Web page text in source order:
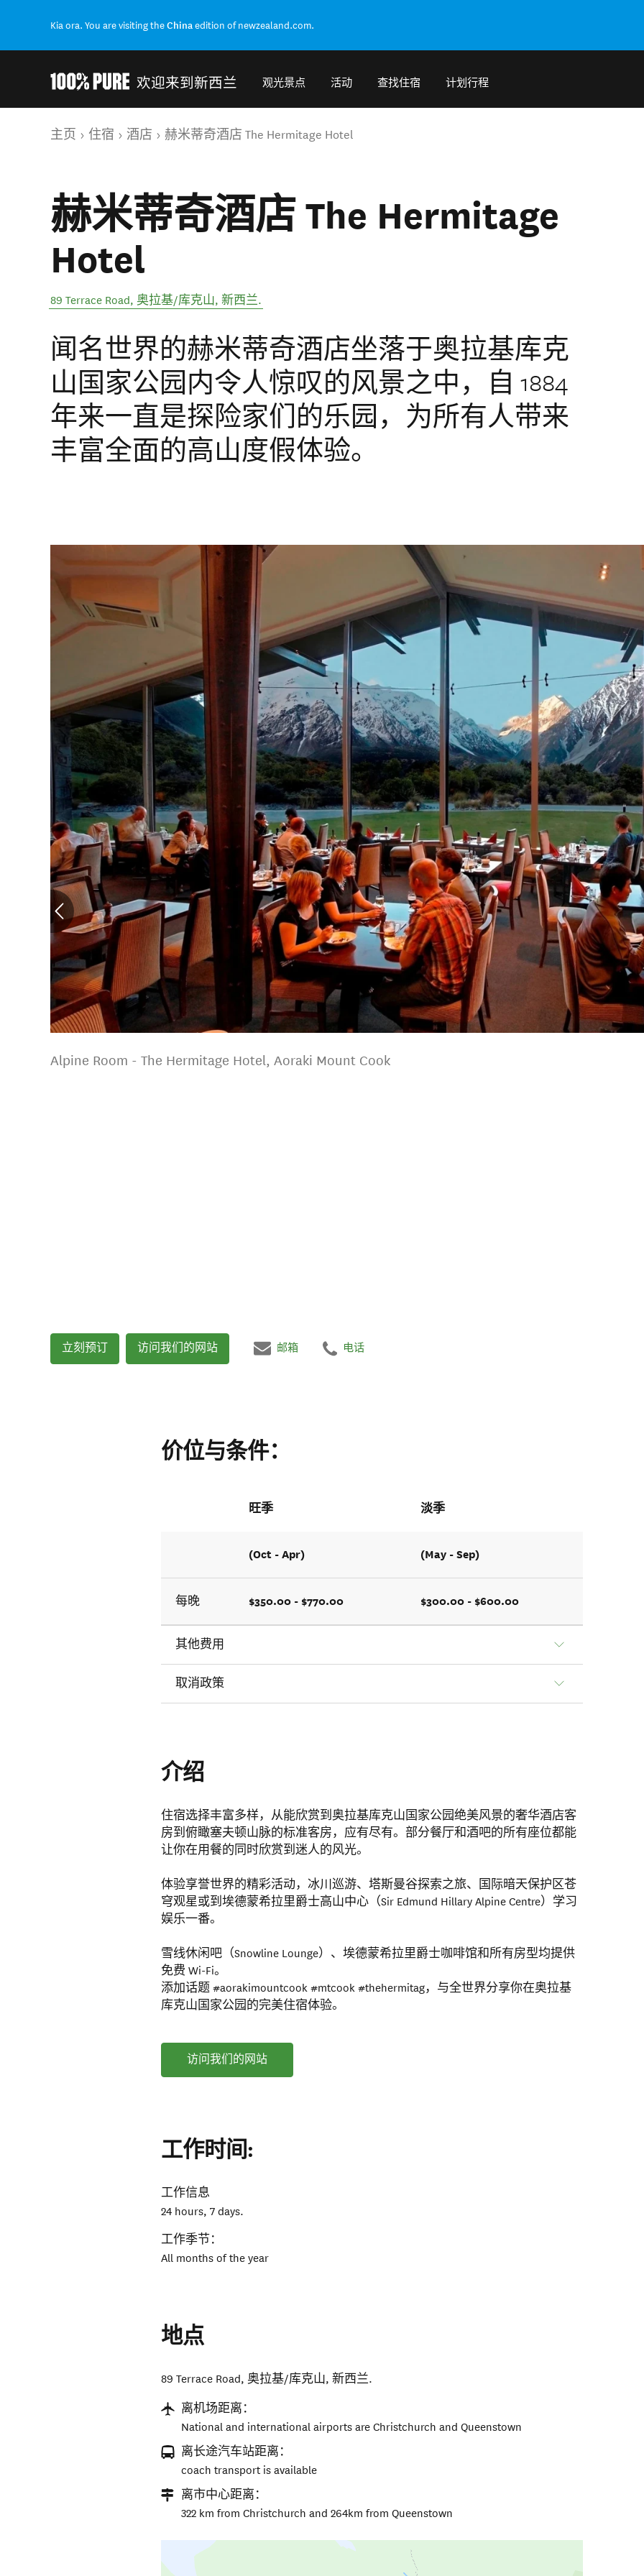
Kia ora. You are visiting theChinaedition of newzealand.com.
欢迎来到新西兰 观光景点 活动 查找住宿 计划行程
你的位置
主页 住宿 酒店 赫米蒂奇酒店 The Hermitage Hotel
赫米蒂奇酒店 The Hermitage
Hotel
89 Terrace Road, 奥拉基/库克山, 新西兰.
闻名世界的赫米蒂奇酒店坐落于奥拉基库克
山国家公园内令人惊叹的风景之中，自 1884
年来一直是探险家们的乐园，为所有人带来
丰富全面的高山度假体验。
Alpine Room - The Hermitage Hotel, Aoraki Mount Cook
立刻预订 访问我们的网站 邮箱 电话
价位与条件：
旺季 淡季
(Oct - Apr) (May - Sep)
每晚 $350.00 - $770.00 $300.00 - $600.00
其他费用
取消政策
介绍
住宿选择丰富多样，从能欣赏到奥拉基库克山国家公园绝美风景的奢华酒店客
房到俯瞰塞夫顿山脉的标准客房，应有尽有。部分餐厅和酒吧的所有座位都能
让你在用餐的同时欣赏到迷人的风光。
体验享誉世界的精彩活动，冰川巡游、塔斯曼谷探索之旅、国际暗天保护区苍
穹观星或到埃德蒙希拉里爵士高山中心（Sir Edmund Hillary Alpine Centre）学习
娱乐一番。
雪线休闲吧（Snowline Lounge）、埃德蒙希拉里爵士咖啡馆和所有房型均提供
免费 Wi-Fi。
添加话题 #aorakimountcook #mtcook #thehermitag，与全世界分享你在奥拉基
库克山国家公园的完美住宿体验。
访问我们的网站
工作时间:
工作信息
24 hours, 7 days.
工作季节：
All months of the year
地点
89 Terrace Road, 奥拉基/库克山,新西兰.
离机场距离：
National and international airports are Christchurch and Queenstown
离长途汽车站距离：
coach transport is available
离市中心距离：
322 km from Christchurch and 264km from Queenstown